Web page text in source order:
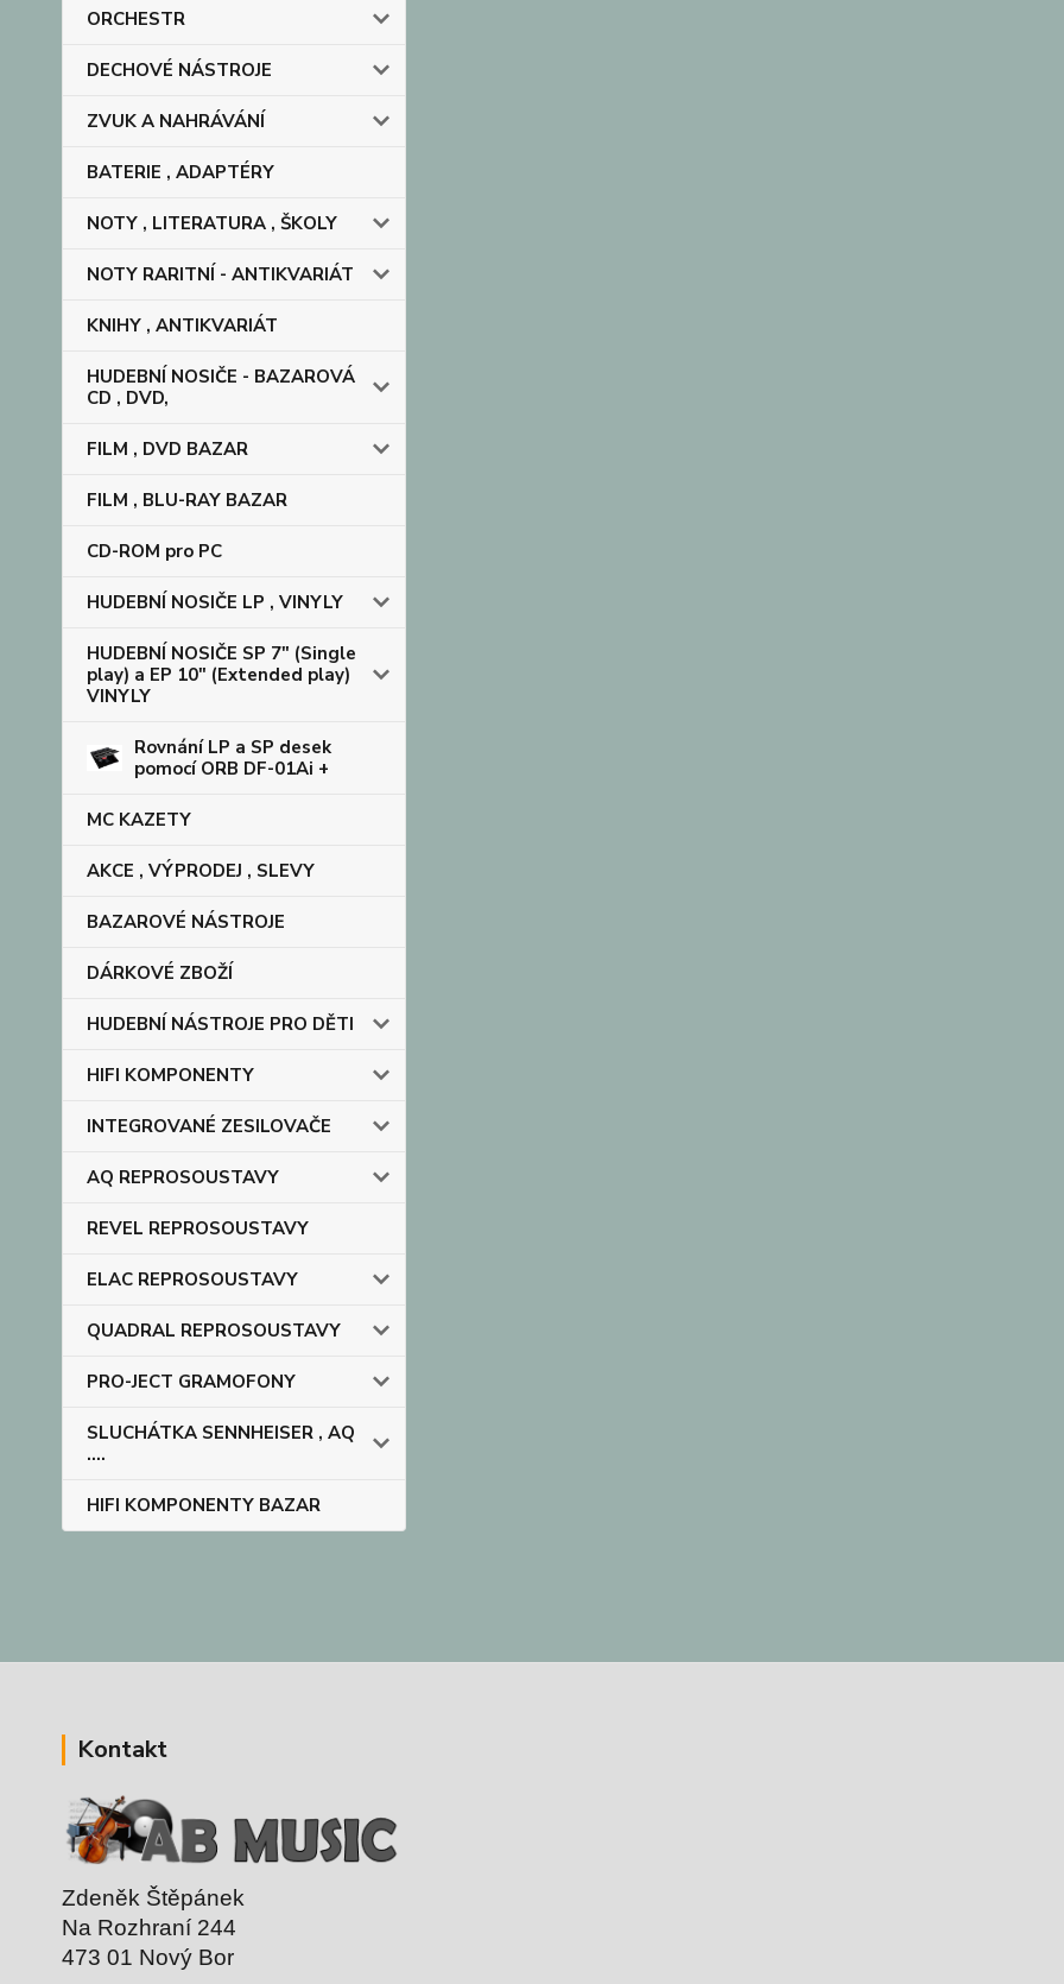
ORCHESTR
DECHOVÉ NÁSTROJE
ZVUK A NAHRÁVÁNÍ
BATERIE , ADAPTÉRY
NOTY , LITERATURA , ŠKOLY
NOTY RARITNÍ - ANTIKVARIÁT
KNIHY , ANTIKVARIÁT
HUDEBNÍ NOSIČE - BAZAROVÁ
CD , DVD,
FILM , DVD BAZAR
FILM , BLU-RAY BAZAR
CD-ROM pro PC
HUDEBNÍ NOSIČE LP , VINYLY
HUDEBNÍ NOSIČE SP 7" (Single
play) a EP 10" (Extended play)
VINYLY
Rovnání LP a SP desek
pomocí ORB DF-01Ai +
MC KAZETY
AKCE , VÝPRODEJ , SLEVY
BAZAROVÉ NÁSTROJE
DÁRKOVÉ ZBOŽÍ
HUDEBNÍ NÁSTROJE PRO DĚTI
HIFI KOMPONENTY
INTEGROVANÉ ZESILOVAČE
AQ REPROSOUSTAVY
REVEL REPROSOUSTAVY
ELAC REPROSOUSTAVY
QUADRAL REPROSOUSTAVY
PRO-JECT GRAMOFONY
SLUCHÁTKA SENNHEISER , AQ
....
HIFI KOMPONENTY BAZAR
Kontakt
Zdeněk Štěpánek
Na Rozhraní 244
473 01 Nový Bor